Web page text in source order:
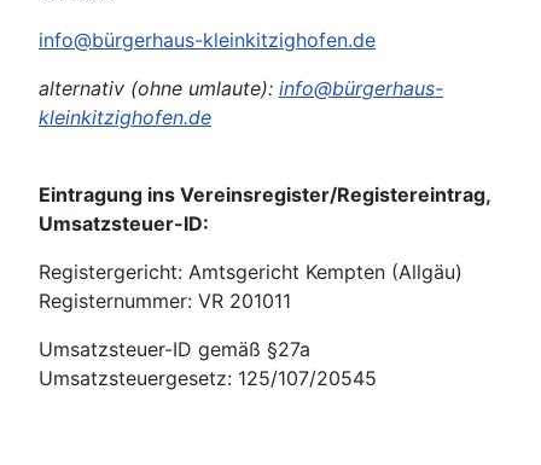
info@bürgerhaus-kleinkitzighofen.de
alternativ (ohne umlaute): info@bürgerhaus-
kleinkitzighofen.de
Eintragung ins Vereinsregister/Registereintrag,
Umsatzsteuer-ID:
Registergericht: Amtsgericht Kempten (Allgäu)
Registernummer: VR 201011
Umsatzsteuer-ID gemäß §27a
Umsatzsteuergesetz: 125/107/20545